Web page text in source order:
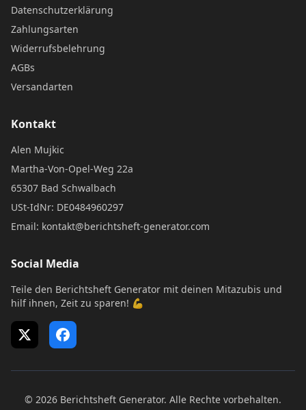
Datenschutzerklärung
Zahlungsarten
Widerrufsbelehrung
AGBs
Versandarten
Kontakt
Alen Mujkic
Martha-Von-Opel-Weg 22a
65307 Bad Schwalbach
USt-IdNr: DE0484960297
Email: kontakt@berichtsheft-generator.com
Social Media
Teile den Berichtsheft Generator mit deinen Mitazubis und
hilf ihnen, Zeit zu sparen! 💪
X (Twitter)Facebook
© 2026 Berichtsheft Generator. Alle Rechte vorbehalten.